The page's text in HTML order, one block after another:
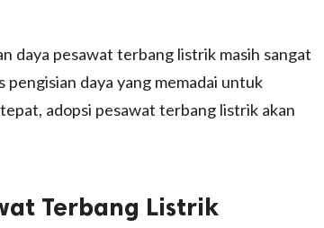
daya pesawat terbang listrik masih sangat
daya yang memadai untuk
adopsi pesawat terbang listrik akan
Terbang Listrik